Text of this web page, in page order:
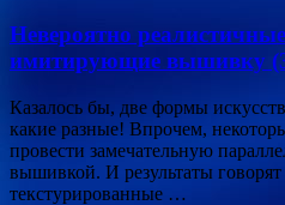
Невероятно
имитирующие вышивку
Казалось бы, две формы
какие разные! Впрочем,
провести замечательную
вышивкой. И результаты
текстурированные …